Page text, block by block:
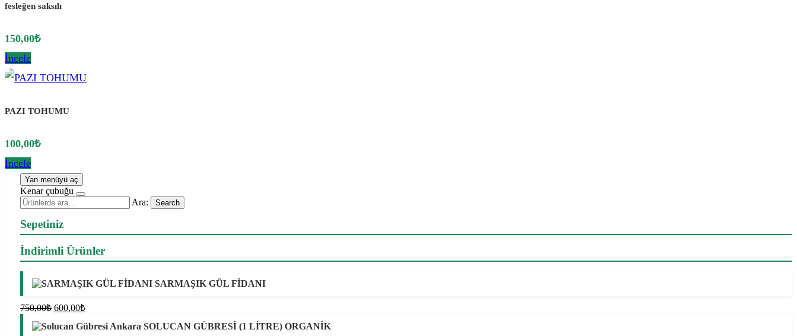
fesleğen saksılı
150,00₺
İncele
PAZI TOHUMU
100,00₺
İncele
Yan menüyü aç
Kenar çubuğu
Ara:
Search
Sepetiniz
İndirimli Ürünler
SARMAŞIK GÜL FİDANI
750,00₺ Orijinal
750,00₺.
600,00₺Şu
fiyat:
SOLUCAN GÜBRESİ (1 LİTRE) ORGANİK